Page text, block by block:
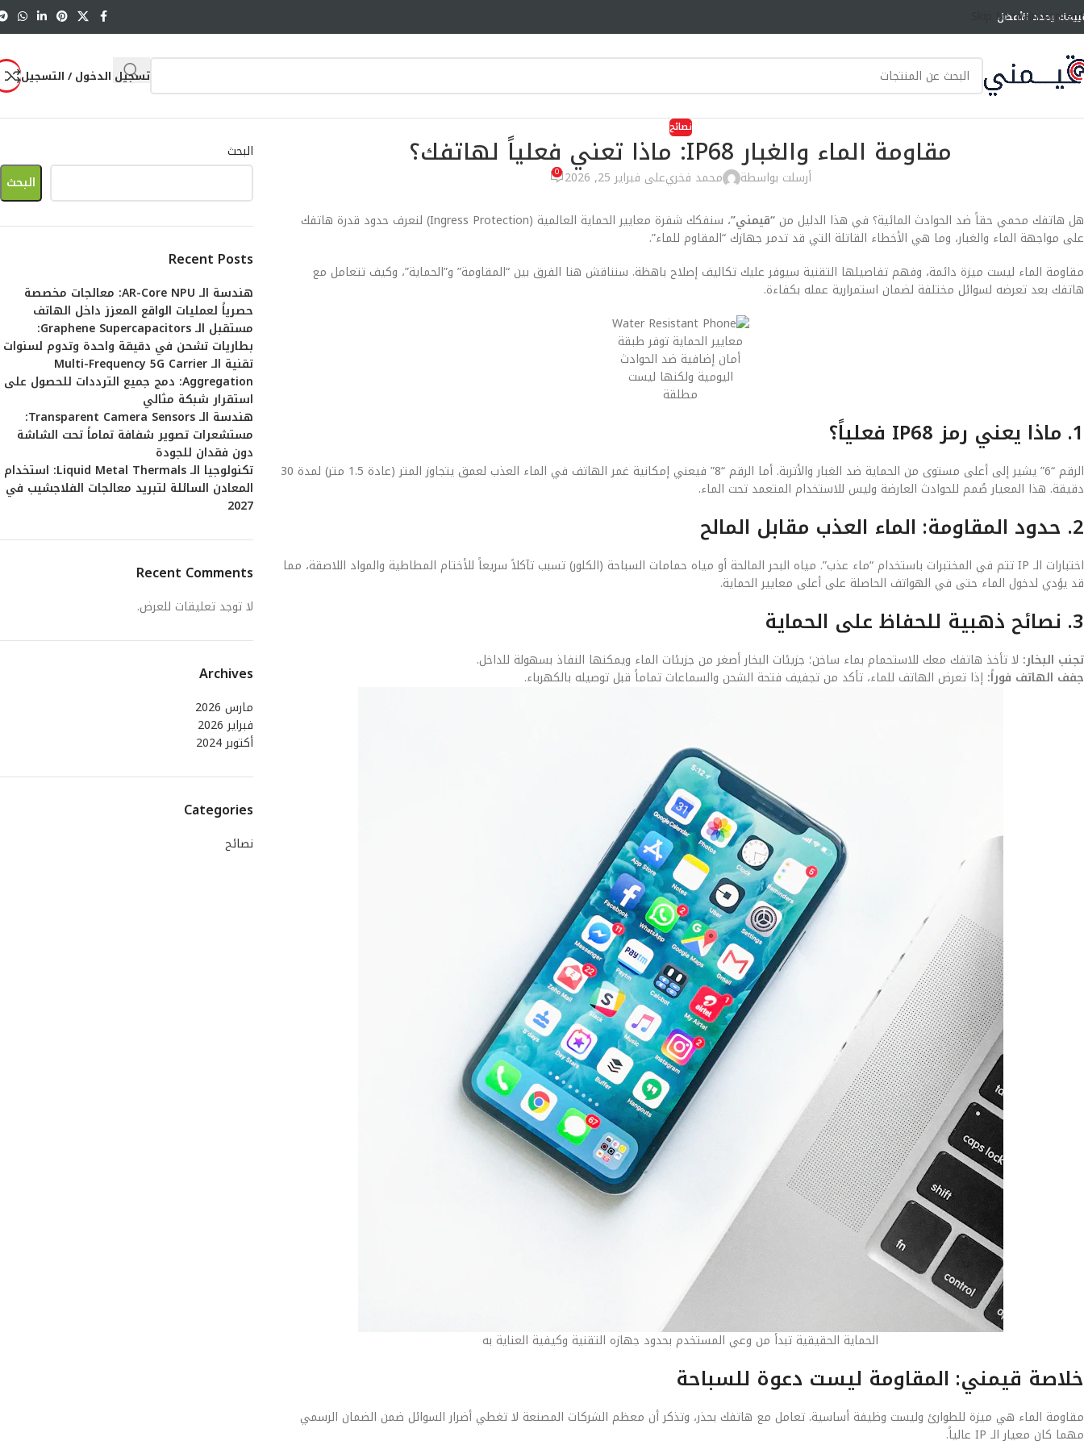
Skip to main content
يحدد الأفضل
تسجيل الدخول / التسجيل
نصائح
مقاومة الماء والغبار IP68: ماذا تعني فعلياً لهاتفك؟
أرسلت بواسطة محمد فخريعلى فبراير 25, 2026 0
هل هاتفك محمي حقاً ضد الحوادث المائية؟ في هذا الدليل من “قيمني”
، سنفكك شفرة معايير الحماية العالمية (Ingress Protection) لنعرف حدود قدرة هاتفك
على مواجهة الماء والغبار، وما هي الأخطاء القاتلة التي قد تدمر جهازك “المقاوم للماء”.
مقاومة الماء ليست ميزة دائمة، وفهم تفاصيلها التقنية سيوفر عليك تكاليف إصلاح باهظة. سنناقش هنا الفرق بين “المقاومة” و”الحماية”، وكيف تتعامل مع
هاتفك بعد تعرضه لسوائل مختلفة لضمان استمرارية عمله بكفاءة.
معايير الحماية توفر طبقة
أمان إضافية ضد الحوادث
اليومية ولكنها ليست
مطلقة
1. ماذا يعني رمز IP68 فعلياً؟
الرقم “6” يشير إلى أعلى مستوى من الحماية ضد الغبار والأتربة. أما الرقم “8” فيعني إمكانية غمر الهاتف في الماء العذب لعمق يتجاوز المتر (عادة 1.5 متر) لمدة 30
دقيقة. هذا المعيار صُمم للحوادث العارضة وليس للاستخدام المتعمد تحت الماء.
2. حدود المقاومة: الماء العذب مقابل المالح
اختبارات الـ IP تتم في المختبرات باستخدام “ماء عذب”. مياه البحر المالحة أو مياه حمامات السباحة (الكلور) تسبب تآكلاً سريعاً للأختام المطاطية والمواد اللاصقة، مما
قد يؤدي لدخول الماء حتى في الهواتف الحاصلة على أعلى معايير الحماية.
3. نصائح ذهبية للحفاظ على الحماية
تجنب البخار: لا تأخذ هاتفك معك للاستحمام بماء ساخن؛ جزيئات البخار أصغر من جزيئات الماء ويمكنها النفاذ بسهولة للداخل.
جفف الهاتف فوراً: إذا تعرض الهاتف للماء، تأكد من تجفيف فتحة الشحن والسماعات تماماً قبل توصيله بالكهرباء.
الحماية الحقيقية تبدأ من وعي المستخدم بحدود جهازه التقنية وكيفية العناية به
خلاصة قيمني: المقاومة ليست دعوة للسباحة
مقاومة الماء هي ميزة للطوارئ وليست وظيفة أساسية. تعامل مع هاتفك بحذر، وتذكر أن معظم الشركات المصنعة لا تغطي أضرار السوائل ضمن الضمان الرسمي
مهما كان معيار الـ IP عالياً.
البحث
البحث
Recent Posts
هندسة الـ AR-Core NPU: معالجات مخصصة
حصرياً لعمليات الواقع المعزز داخل الهاتف
مستقبل الـ Graphene Supercapacitors:
بطاريات تشحن في دقيقة واحدة وتدوم لسنوات
تقنية الـ Multi-Frequency 5G Carrier
Aggregation: دمج جميع الترددات للحصول على
استقرار شبكة مثالي
هندسة الـ Transparent Camera Sensors:
مستشعرات تصوير شفافة تماماً تحت الشاشة
دون فقدان للجودة
تكنولوجيا الـ Liquid Metal Thermals: استخدام
المعادن السائلة لتبريد معالجات الفلاجشيب في
2027
Recent Comments
لا توجد تعليقات للعرض.
Archives
مارس 2026
فبراير 2026
أكتوبر 2024
Categories
نصائح